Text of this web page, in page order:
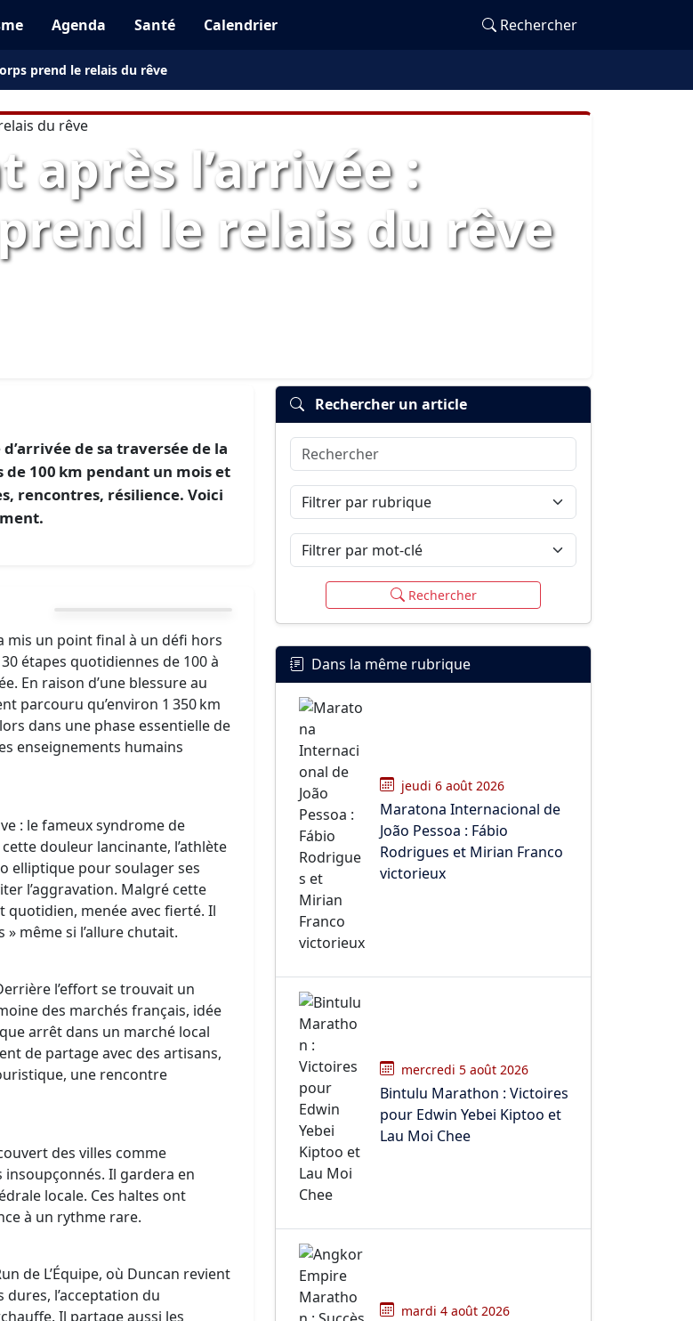
Agenda Santé Calendrier Rechercher
prend le relais du rêve
après l’arrivée :
le relais du rêve
de sa traversée de la
100 km pendant un mois et
rencontres, résilience. Voici
mis un point final à un défi hors
étapes quotidiennes de 100 à
En raison d’une blessure au
parcouru qu’environ 1 350 km
dans une phase essentielle de
enseignements humains
: le fameux syndrome de
cette douleur lancinante, l’athlète
elliptique pour soulager ses
l’aggravation. Malgré cette
menée avec fierté. Il
même si l’allure chutait.
l’effort se trouvait un
des marchés français, idée
arrêt dans un marché local
de partage avec des artisans,
une rencontre
des villes comme
insoupçonnés. Il gardera en
locale. Ces haltes ont
à un rythme rare.
de L’Équipe, où Duncan revient
l’acceptation du
Il partage aussi les
Rechercher un article
Rechercher
Filtrer par rubrique
Filtrer par mot-clé
Rechercher
Dans la même rubrique
jeudi 6 août 2026
Maratona Internacional de
João Pessoa : Fábio
Rodrigues et Mirian Franco
victorieux
mercredi 5 août 2026
Bintulu Marathon : Victoires
pour Edwin Yebei Kiptoo et
Lau Moi Chee
mardi 4 août 2026